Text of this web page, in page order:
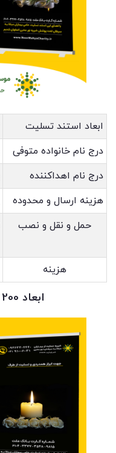
ابعاد استند تسلیت
درج نام خانواده متوفی
درج نام اهداکننده
هزینه ارسال و محدوده
حمل و نقل و نصب
هزینه
ابعاد 200 در 150 سانتی متر